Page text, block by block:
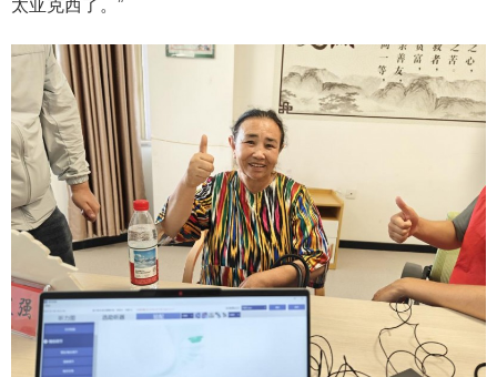
太亚克西了。”